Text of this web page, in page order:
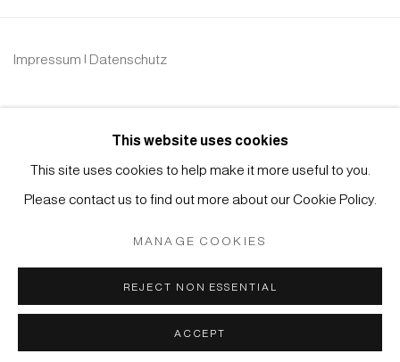
Impressum | Datenschutz
Manage cookies
This website uses cookies
This site uses cookies to help make it more useful to you.
Please contact us to find out more about our Cookie Policy.
MANAGE COOKIES
REJECT NON ESSENTIAL
ACCEPT